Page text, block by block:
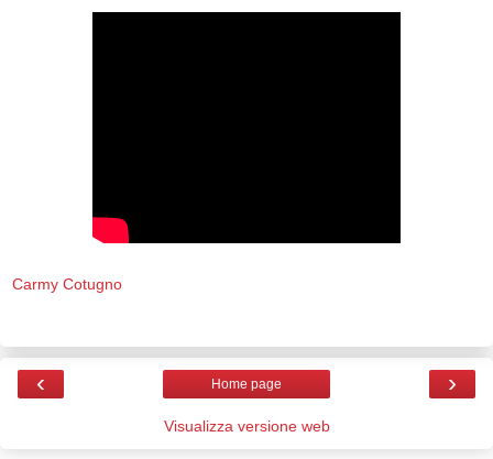
Carmy Cotugno
‹ ›
Home page
Visualizza versione web